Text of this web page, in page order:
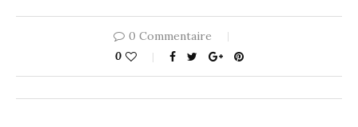
0 Commentaire
0